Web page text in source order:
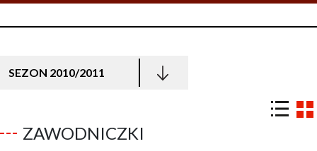
SEZON 2010/2011
ZAWODNICZKI